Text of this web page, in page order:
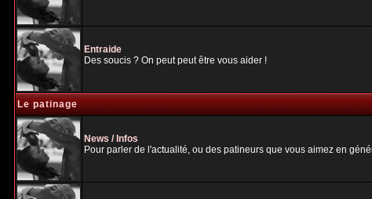
Entraide
Des soucis ? On peut peut être vous aider !
Le patinage
News / Infos
Pour parler de l'actualité, ou des patineurs que vous aimez en